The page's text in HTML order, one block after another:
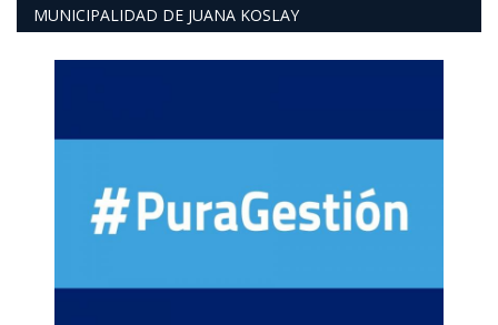
MUNICIPALIDAD DE JUANA KOSLAY